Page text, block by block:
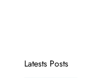
Latests Posts